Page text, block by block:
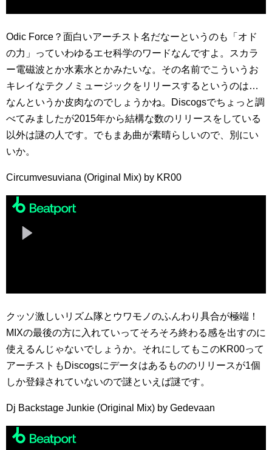
Odic Force？面白いアーチスト名だなーというのも「オド
の力」っていわゆるエセ科学のワードなんですよ。スカラ
ー電磁波とか水素水とかみたいな。その名前でこういうお
キレイなテクノミュージックをリリースするというのは…
なんというか皮肉なのでしょうかね。Discogsでちょっと調
べてみましたが2015年から結構な数のリリースをしている
以外は謎の人です。でもまあ曲が素晴らしいので、別にい
いか。
Circumvesuviana (Original Mix) by KR00
クッソ激しいリズム隊とウワモノのふんわり具合が極端！
MIXの最後の方に入れていってそろそろ終わる感を出すのに
使えるんじゃないでしょうか。それにしてもこのKR00って
アーチストもDiscogsにデータはあるもののリリースが1個
しか登録されていないので謎といえば謎です。
Dj Backstage Junkie (Original Mix) by Gedevaan